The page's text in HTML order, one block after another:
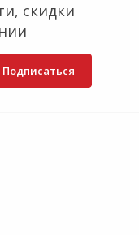
скидки
Подписаться